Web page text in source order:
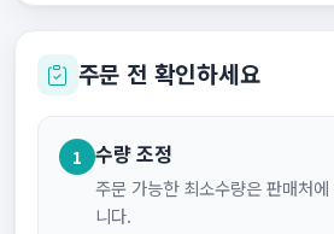
주문 전 확인하세요
1 수량 조정
주문 가능한 최소수량은 판매처
니다.